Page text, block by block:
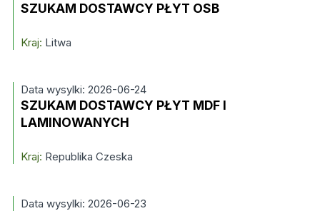
SZUKAM DOSTAWCY PŁYT OSB
Kraj: Litwa
Data wysylki: 2026-06-24
SZUKAM DOSTAWCY PŁYT MDF I
LAMINOWANYCH
Kraj: Republika Czeska
Data wysylki: 2026-06-23